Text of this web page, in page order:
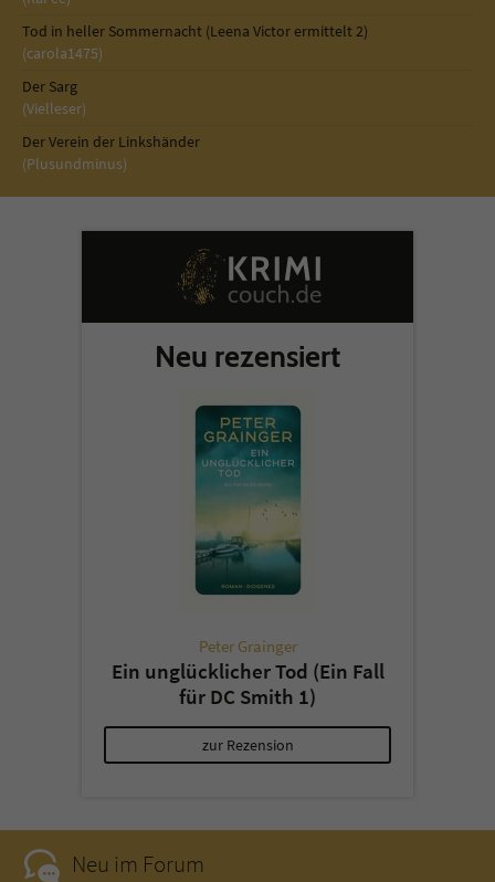
Tod in heller Sommernacht (Leena Victor ermittelt 2)
(carola1475)
Der Sarg
(Vielleser)
Der Verein der Linkshänder
(Plusundminus)
Neu rezensiert
Peter Grainger
Ein unglücklicher Tod (Ein Fall
für DC Smith 1)
zur Rezension
Neu im Forum